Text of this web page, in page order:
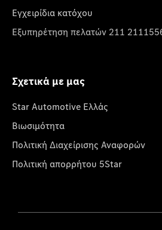
Εγχειρίδια κατόχου
Εξυπηρέτηση πελατών 211
Σχετικά με μας
Star Automotive Ελλάς
Βιωσιμότητα
Πολιτική Διαχείρισης Αναφορών
Πολιτική απορρήτου 5Star